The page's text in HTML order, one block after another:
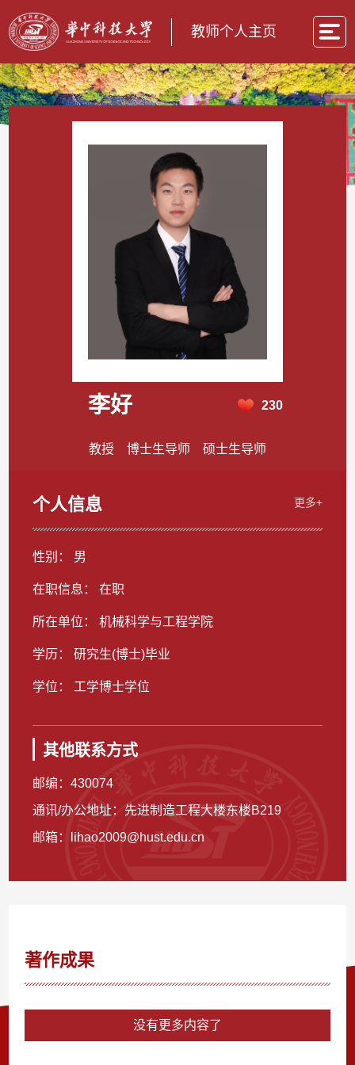
教师个人主页
李好 230
教授 博士生导师 硕士生导师
个人信息 更多+
性别： 男
在职信息： 在职
所在单位： 机械科学与工程学院
学历： 研究生(博士)毕业
学位： 工学博士学位
其他联系方式
邮编：430074
通讯/办公地址： 先进制造工程大楼东楼B219
邮箱：
lihao2009@hust.edu.cn
著作成果
没有更多内容了